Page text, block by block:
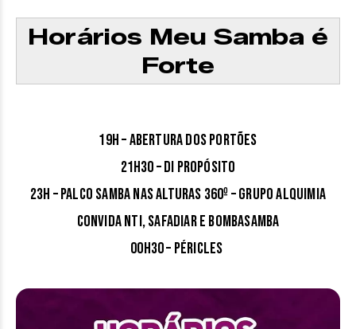
Horários Meu Samba é
Forte
19h – Abertura dos portões
21h30 – Di Propósito
23h – Palco Samba nas Alturas 360º – Grupo Alquimia
convida NTI, Safadiar e Bombasamba
00h30 – Péricles